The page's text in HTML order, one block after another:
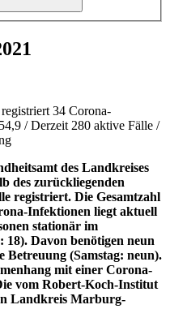
34 Corona-
/ Derzeit 280 aktive Fälle /
des Landkreises
des zurückliegenden
registriert. Die Gesamtzahl
Infektionen liegt aktuell
stationär im
18). Davon benötigen neun
Betreuung (Samstag: neun).
mit einer Corona-
vom Robert-Koch-Institut
Landkreis Marburg-